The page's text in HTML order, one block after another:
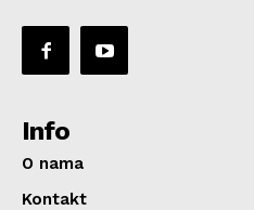
Info
O nama
Kontakt